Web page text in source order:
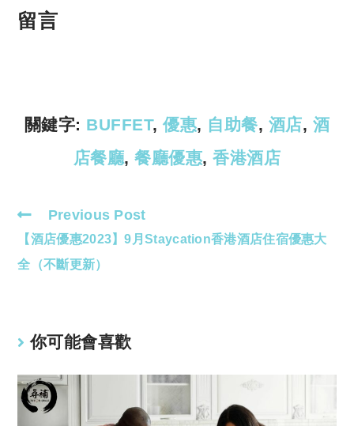
k
p
留言
關鍵字: BUFFET, 優惠, 自助餐, 酒店, 酒
店餐廳, 餐廳優惠, 香港酒店
Read
more
articles
Previous Post
【酒店優惠2023】9月Staycation香港酒店住宿優惠大
全（不斷更新）
你可能會喜歡